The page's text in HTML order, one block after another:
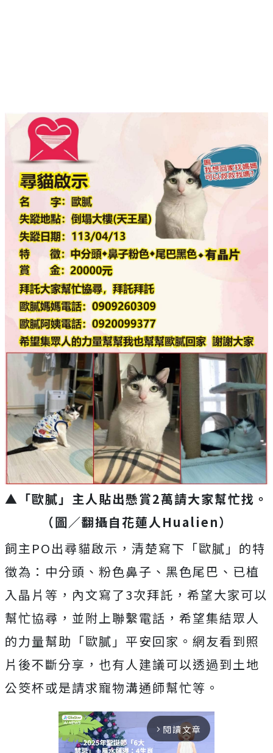
▲「歐膩」主人貼出懸賞2萬請大家幫忙找。
（圖／翻攝自花蓮人Hualien）
飼主PO出尋貓啟示，清楚寫下「歐膩」的特
徵為：中分頭、粉色鼻子、黑色尾巴、已植
入晶片等，內文寫了3次拜託，希望大家可以
幫忙協尋，並附上聯繫電話，希望集結眾人
的力量幫助「歐膩」平安回家。網友看到照
片後不斷分享，也有人建議可以透過到土地
公筊杯或是請求寵物溝通師幫忙等。
arrow_forward_ios 閱讀文章